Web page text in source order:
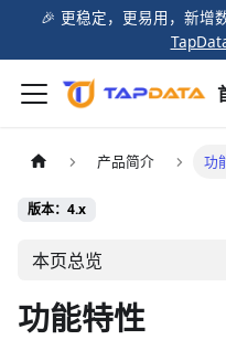
🎉️ 更稳定，更易用，新增
产品简介 功
版本：4.x
本页总览
功能特性